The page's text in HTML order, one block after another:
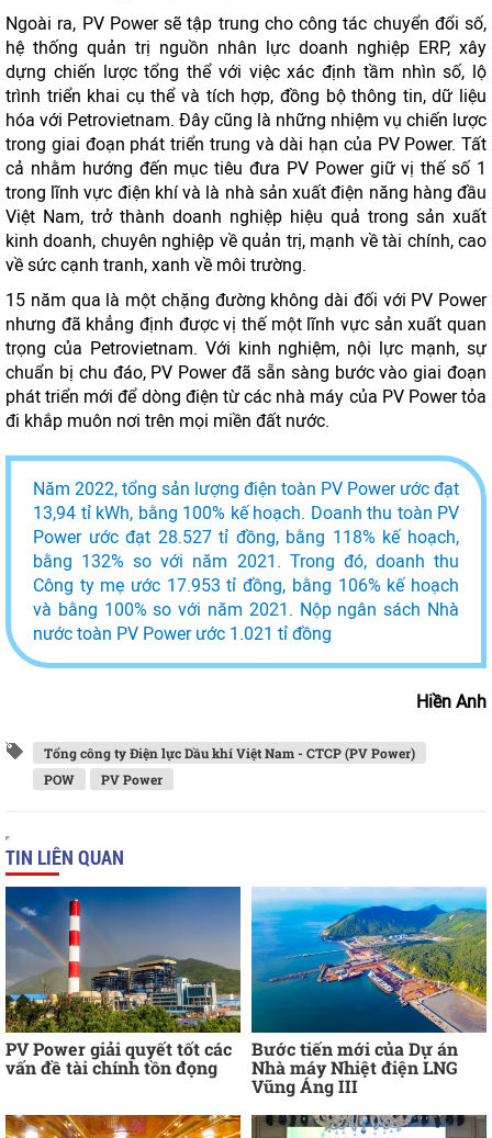
Ngoài ra, PV Power sẽ tập trung cho công tác chuyển đổi số,
hệ thống quản trị nguồn nhân lực doanh nghiệp ERP, xây
dựng chiến lược tổng thể với việc xác định tầm nhìn số, lộ
trình triển khai cụ thể và tích hợp, đồng bộ thông tin, dữ liệu
hóa với Petrovietnam. Đây cũng là những nhiệm vụ chiến lược
trong giai đoạn phát triển trung và dài hạn của PV Power. Tất
cả nhằm hướng đến mục tiêu đưa PV Power giữ vị thế số 1
trong lĩnh vực điện khí và là nhà sản xuất điện năng hàng đầu
Việt Nam, trở thành doanh nghiệp hiệu quả trong sản xuất
kinh doanh, chuyên nghiệp về quản trị, mạnh về tài chính, cao
về sức cạnh tranh, xanh về môi trường.
15 năm qua là một chặng đường không dài đối với PV Power
nhưng đã khẳng định được vị thế một lĩnh vực sản xuất quan
trọng của Petrovietnam. Với kinh nghiệm, nội lực mạnh, sự
chuẩn bị chu đáo, PV Power đã sẵn sàng bước vào giai đoạn
phát triển mới để dòng điện từ các nhà máy của PV Power tỏa
đi khắp muôn nơi trên mọi miền đất nước.
Năm 2022, tổng sản lượng điện toàn PV Power ước đạt
13,94 tỉ kWh, bằng 100% kế hoạch. Doanh thu toàn PV
Power ước đạt 28.527 tỉ đồng, bằng 118% kế hoạch,
bằng 132% so với năm 2021. Trong đó, doanh thu
Công ty mẹ ước 17.953 tỉ đồng, bằng 106% kế hoạch
và bằng 100% so với năm 2021. Nộp ngân sách Nhà
nước toàn PV Power ước 1.021 tỉ đồng
Hiền Anh
Tổng công ty Điện lực Dầu khí Việt Nam - CTCP (PV Power)
POW
PV Power
TIN LIÊN QUAN
PV Power giải quyết tốt các
vấn đề tài chính tồn đọng
Bước tiến mới của Dự án
Nhà máy Nhiệt điện LNG
Vũng Áng III